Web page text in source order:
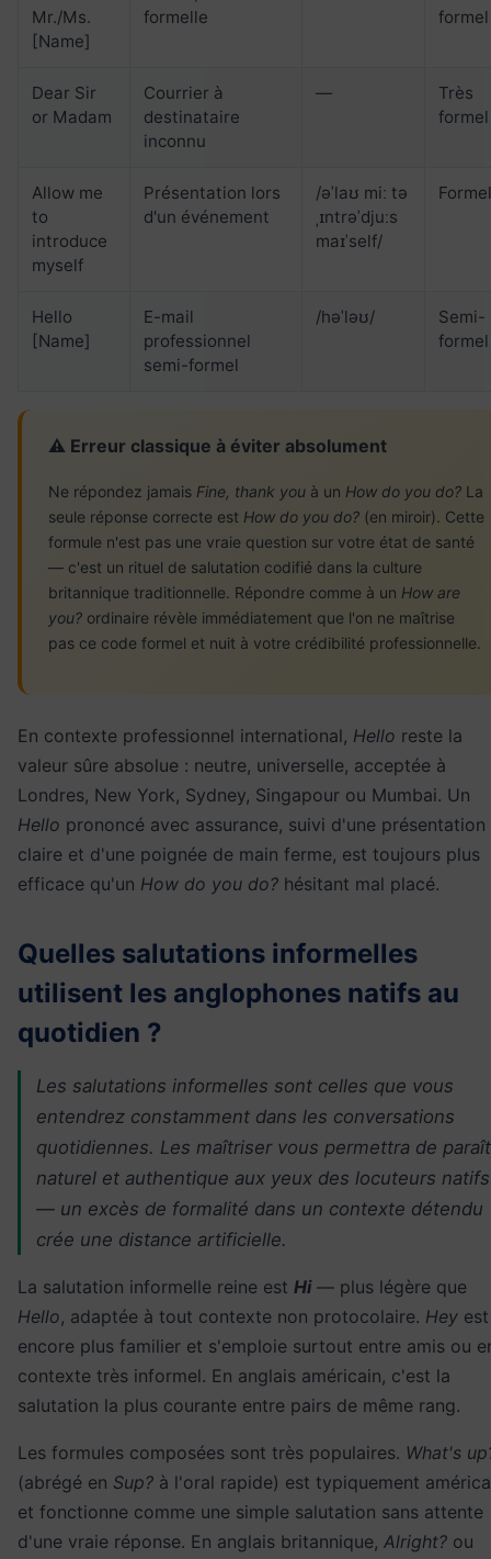
Mr./Ms.
[Name]
formelle
formel
Dear Sir
or Madam
Courrier à
destinataire
inconnu
—
Très
formel
Allow me
to
introduce
myself
Présentation lors
d'un événement
/əˈlaʊ miː tə
ˌɪntrəˈdjuːs
maɪˈself/
Formel
Hello
[Name]
E-mail
professionnel
semi-formel
/həˈləʊ/
Semi-
formel
⚠️ Erreur classique à éviter absolument
Ne répondez jamais Fine, thank you à un How do you do? La
seule réponse correcte est How do you do? (en miroir). Cette
formule n'est pas une vraie question sur votre état de santé
— c'est un rituel de salutation codifié dans la culture
britannique traditionnelle. Répondre comme à un How are
you? ordinaire révèle immédiatement que l'on ne maîtrise
pas ce code formel et nuit à votre crédibilité professionnelle.
En contexte professionnel international, Hello reste la
valeur sûre absolue : neutre, universelle, acceptée à
Londres, New York, Sydney, Singapour ou Mumbai. Un
Hello prononcé avec assurance, suivi d'une présentation
claire et d'une poignée de main ferme, est toujours plus
efficace qu'un How do you do? hésitant mal placé.
Quelles salutations informelles
utilisent les anglophones natifs au
quotidien ?
Les salutations informelles sont celles que vous
entendrez constamment dans les conversations
quotidiennes. Les maîtriser vous permettra de
naturel et authentique aux yeux des locuteurs natifs
— un excès de formalité dans un contexte détendu
crée une distance artificielle.
La salutation informelle reine est Hi— plus légère que
Hello, adaptée à tout contexte non protocolaire. Hey est
encore plus familier et s'emploie surtout entre amis ou
contexte très informel. En anglais américain, c'est la
salutation la plus courante entre pairs de même rang.
Les formules composées sont très populaires. What's
(abrégé en Sup? à l'oral rapide) est typiquement
et fonctionne comme une simple salutation sans attente
d'une vraie réponse. En anglais britannique, Alright? ou